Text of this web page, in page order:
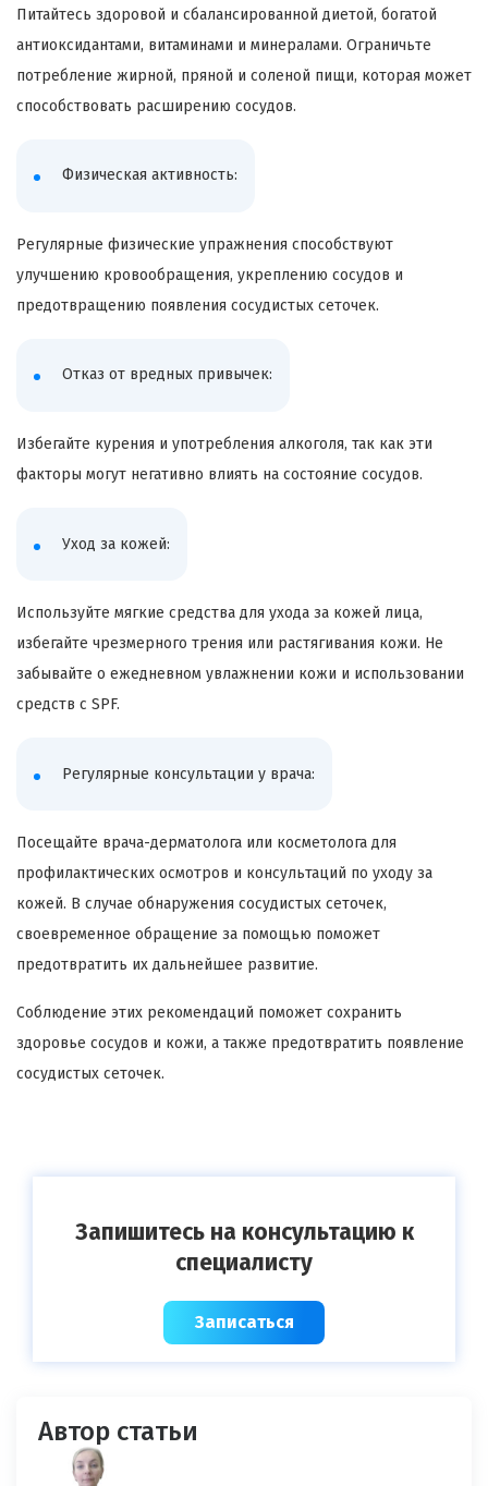
Питайтесь здоровой и сбалансированной диетой, богатой
антиоксидантами, витаминами и минералами. Ограничьте
потребление жирной, пряной и соленой пищи, которая может
способствовать расширению сосудов.
Физическая активность:
Регулярные физические упражнения способствуют
улучшению кровообращения, укреплению сосудов и
предотвращению появления сосудистых сеточек.
Отказ от вредных привычек:
Избегайте курения и употребления алкоголя, так как эти
факторы могут негативно влиять на состояние сосудов.
Уход за кожей:
Используйте мягкие средства для ухода за кожей лица,
избегайте чрезмерного трения или растягивания кожи. Не
забывайте о ежедневном увлажнении кожи и использовании
средств с SPF.
Регулярные консультации у врача:
Посещайте врача-дерматолога или косметолога для
профилактических осмотров и консультаций по уходу за
кожей. В случае обнаружения сосудистых сеточек,
своевременное обращение за помощью поможет
предотвратить их дальнейшее развитие.
Соблюдение этих рекомендаций поможет сохранить
здоровье сосудов и кожи, а также предотвратить появление
сосудистых сеточек.
Запишитесь на консультацию к
специалисту
Записаться
Автор статьи